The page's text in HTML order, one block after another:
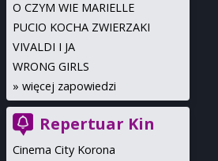
O CZYM WIE MARIELLE
PUCIO KOCHA ZWIERZAKI
VIVALDI I JA
WRONG GIRLS
» więcej zapowiedzi
Repertuar Kin
Cinema City Korona